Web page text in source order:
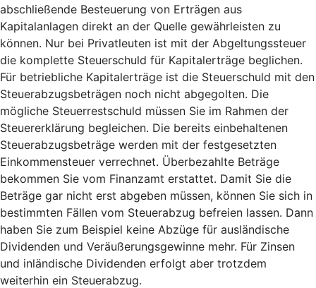
abschließende Besteuerung von Erträgen aus
Kapitalanlagen direkt an der Quelle gewährleisten zu
können. Nur bei Privatleuten ist mit der Abgeltungssteuer
die komplette Steuerschuld für Kapitalerträge beglichen.
Für betriebliche Kapitalerträge ist die Steuerschuld mit den
Steuerabzugsbeträgen noch nicht abgegolten. Die
mögliche Steuerrestschuld müssen Sie im Rahmen der
Steuererklärung begleichen. Die bereits einbehaltenen
Steuerabzugsbeträge werden mit der festgesetzten
Einkommensteuer verrechnet. Überbezahlte Beträge
bekommen Sie vom Finanzamt erstattet. Damit Sie die
Beträge gar nicht erst abgeben müssen, können Sie sich in
bestimmten Fällen vom Steuerabzug befreien lassen. Dann
haben Sie zum Beispiel keine Abzüge für ausländische
Dividenden und Veräußerungsgewinne mehr. Für Zinsen
und inländische Dividenden erfolgt aber trotzdem
weiterhin ein Steuerabzug.